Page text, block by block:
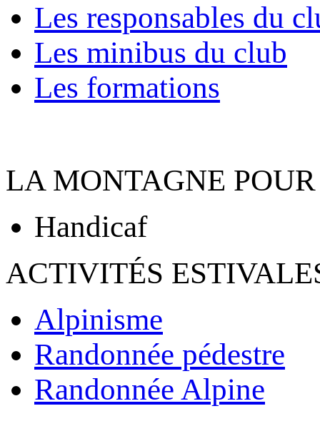
Les responsables du
Les minibus du club
Les formations
LA MONTAGNE
Handicaf
ACTIVITÉS
Alpinisme
Randonnée pédestre
Randonnée Alpine